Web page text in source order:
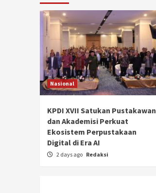
Nasional
KPDI XVII Satukan Pustakawan
dan Akademisi Perkuat
Ekosistem Perpustakaan
Digital di Era AI
2 days ago Redaksi